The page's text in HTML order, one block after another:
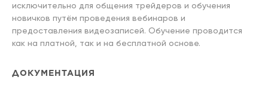
исключительно для общения трейдеров и обучения
новичков путём проведения вебинаров и
предоставления видеозаписей. Обучение проводится
как на платной, так и на бесплатной основе.
ДОКУМЕНТАЦИЯ